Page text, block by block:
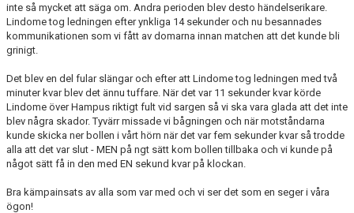
inte så mycket att säga om. Andra perioden blev desto händelserikare.
Lindome tog ledningen efter ynkliga 14 sekunder och nu besannades
kommunikationen som vi fått av domarna innan matchen att det kunde bli
grinigt.
Det blev en del fular slängar och efter att Lindome tog ledningen med två
minuter kvar blev det ännu tuffare. När det var 11 sekunder kvar körde
Lindome över Hampus riktigt fult vid sargen så vi ska vara glada att det inte
blev några skador. Tyvärr missade vi bågningen och när motståndarna
kunde skicka ner bollen i vårt hörn när det var fem sekunder kvar så trodde
alla att det var slut - MEN på ngt sätt kom bollen tillbaka och vi kunde på
något sätt få in den med EN sekund kvar på klockan.
Bra kämpainsats av alla som var med och vi ser det som en seger i våra
ögon!